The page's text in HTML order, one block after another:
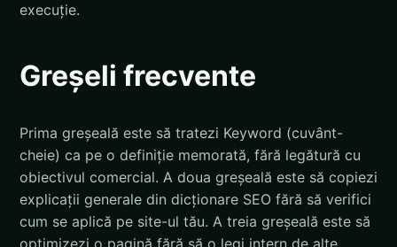
execuție.
Greșeli frecvente
Prima greșeală este să tratezi Keyword (cuvânt-
cheie) ca pe o definiție memorată, fără legătură cu
obiectivul comercial. A doua greșeală este să copiezi
explicații generale din dicționare SEO fără să verifici
cum se aplică pe site-ul tău. A treia greșeală este să
optimizezi o pagină fără să o legi intern de alte